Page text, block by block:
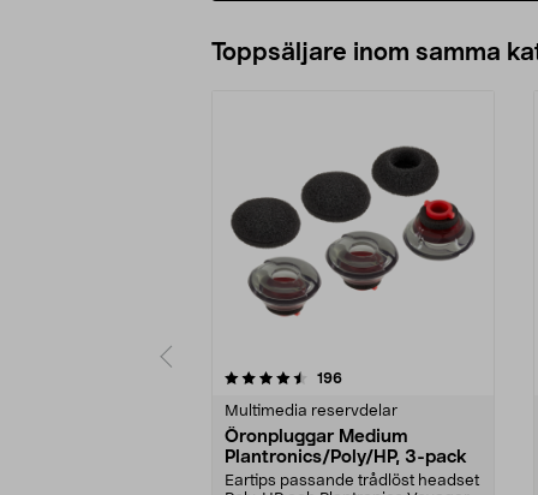
Toppsäljare inom samma
196recensioner
Multimedia reservdelar
Öronpluggar Medium
Plantronics/Poly/HP, 3-pack
Eartips passande trådlöst headset
4.5 av 5 stjärnor